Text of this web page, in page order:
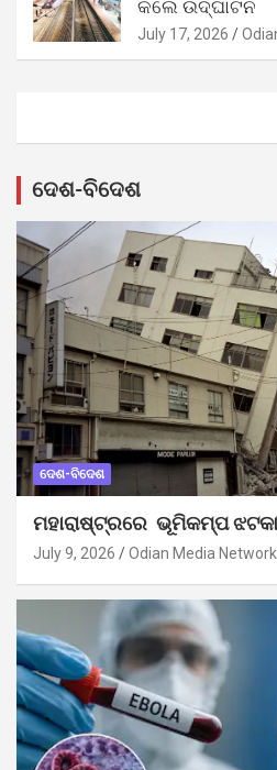
କଲେ ଉଦ୍‌ଘାଟନ
July 17, 2026
ଦେଶ-ବିଦେଶ
ଦେଶ-ବିଦେଶ
ମହାରାଷ୍ଟ୍ରରେ ଭୂମିକମ୍ପ ଝଟକା
July 9, 2026 Odian Media